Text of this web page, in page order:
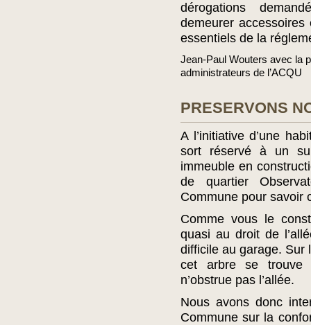
dérogations
demeurer
essentiels de la
Jean-Paul Wouters avec la
administrateurs de l’ACQU
PRESERVONS
A l’initiative d’une
sort réservé à un
immeuble en
de quartier
Commune pour savoir
Comme vous le
quasi au droit de
difficile au garage. Sur
cet arbre se trouve
n’obstrue pas l’allée.
Nous avons donc
Commune sur la